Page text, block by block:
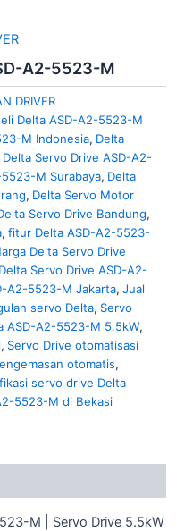
A2-5523-M
DRIVER
Delta ASD-A2-5523-M
M Indonesia, Delta
Delta Servo Drive ASD-A2-
M Surabaya, Delta
, Delta Servo Motor
Servo Drive Bandung,
, fitur Delta ASD-A2-5523-
Delta Servo Drive
Servo Drive ASD-A2-
A2-5523-M Jakarta, Jual
servo Delta, Servo
ASD-A2-5523-M 5.5kW,
, Servo Drive otomatisasi
otomatis,
servo drive Delta
5523-M di Bekasi
M | Servo Drive 5.5kW